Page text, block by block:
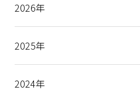
2026
2025
2024